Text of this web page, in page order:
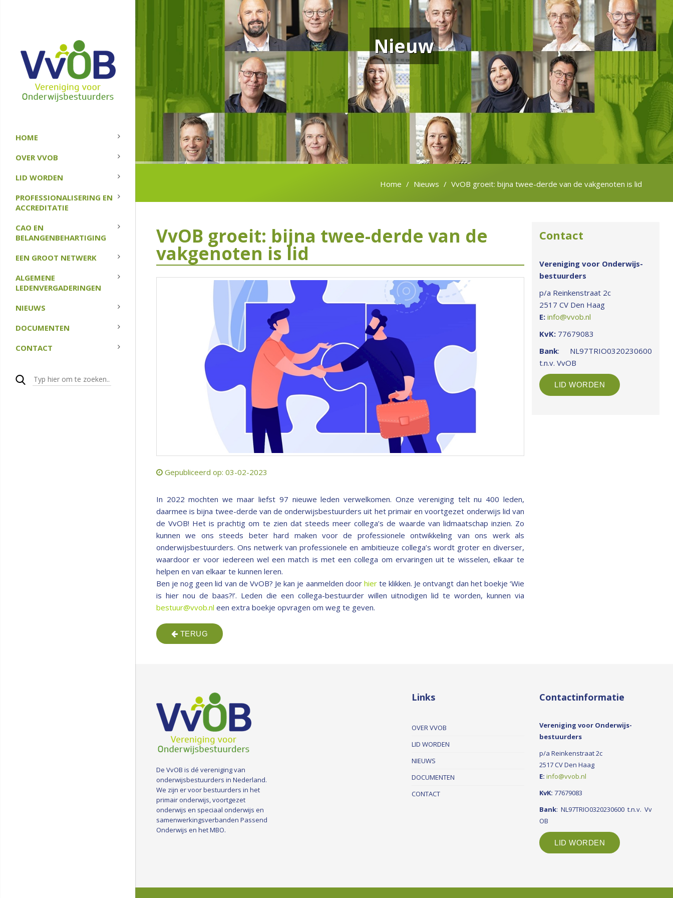
HOME
OVER VVOB
LID WORDEN
PROFESSIONALISERING EN
ACCREDITATIE
CAO EN
BELANGENBEHARTIGING
EEN GROOT NETWERK
ALGEMENE
LEDENVERGADERINGEN
NIEUWS
DOCUMENTEN
CONTACT
Nieuw
Home Nieuws VvOB groeit: bijna twee-derde van de vakgenoten is lid
VvOB groeit: bijna twee-derde van de
vakgenoten is lid
Gepubliceerd op: 03-02-2023
In 2022 mochten we maar liefst 97 nieuwe leden verwelkomen. Onze vereniging telt nu 400 leden,
daarmee is bijna twee-derde van de onderwijsbestuurders uit het primair en voortgezet onderwijs lid van
de VvOB! Het is prachtig om te zien dat steeds meer collega’s de waarde van lidmaatschap inzien. Zo
kunnen we ons steeds beter hard maken voor de professionele ontwikkeling van ons werk als
onderwijsbestuurders. Ons netwerk van professionele en ambitieuze collega’s wordt groter en diverser,
waardoor er voor iedereen wel een match is met een collega om ervaringen uit te wisselen, elkaar te
helpen en van elkaar te kunnen leren.
Ben je nog geen lid van de VvOB? Je kan je aanmelden door hierte klikken. Je ontvangt dan het boekje ‘Wie
is hier nou de baas?!’. Leden die een collega-bestuurder willen uitnodigen lid te worden, kunnen via
bestuur@vvob.nl een extra boekje opvragen om weg te geven.
TERUG
Contact
Vereniging voor Onderwijs-
bestuurders
p/a Reinkenstraat 2c
2517 CV Den Haag
E: info@vvob.nl
KvK: 77679083
Bank: NL97TRIO0320230600
t.n.v. VvOB
LID WORDEN
De VvOB is dé vereniging van
onderwijsbestuurders in Nederland.
We zijn er voor bestuurders in het
primair onderwijs, voortgezet
onderwijs en speciaal onderwijs en
samenwerkingsverbanden Passend
Onderwijs en het MBO.
Links
OVER VVOB
LID WORDEN
NIEUWS
DOCUMENTEN
CONTACT
Contactinformatie
Vereniging voor Onderwijs-
bestuurders
p/a Reinkenstraat 2c
2517 CV Den Haag
E: info@vvob.nl
KvK: 77679083
Bank: NL97TRIO0320230600 t.n.v. Vv
OB
LID WORDEN